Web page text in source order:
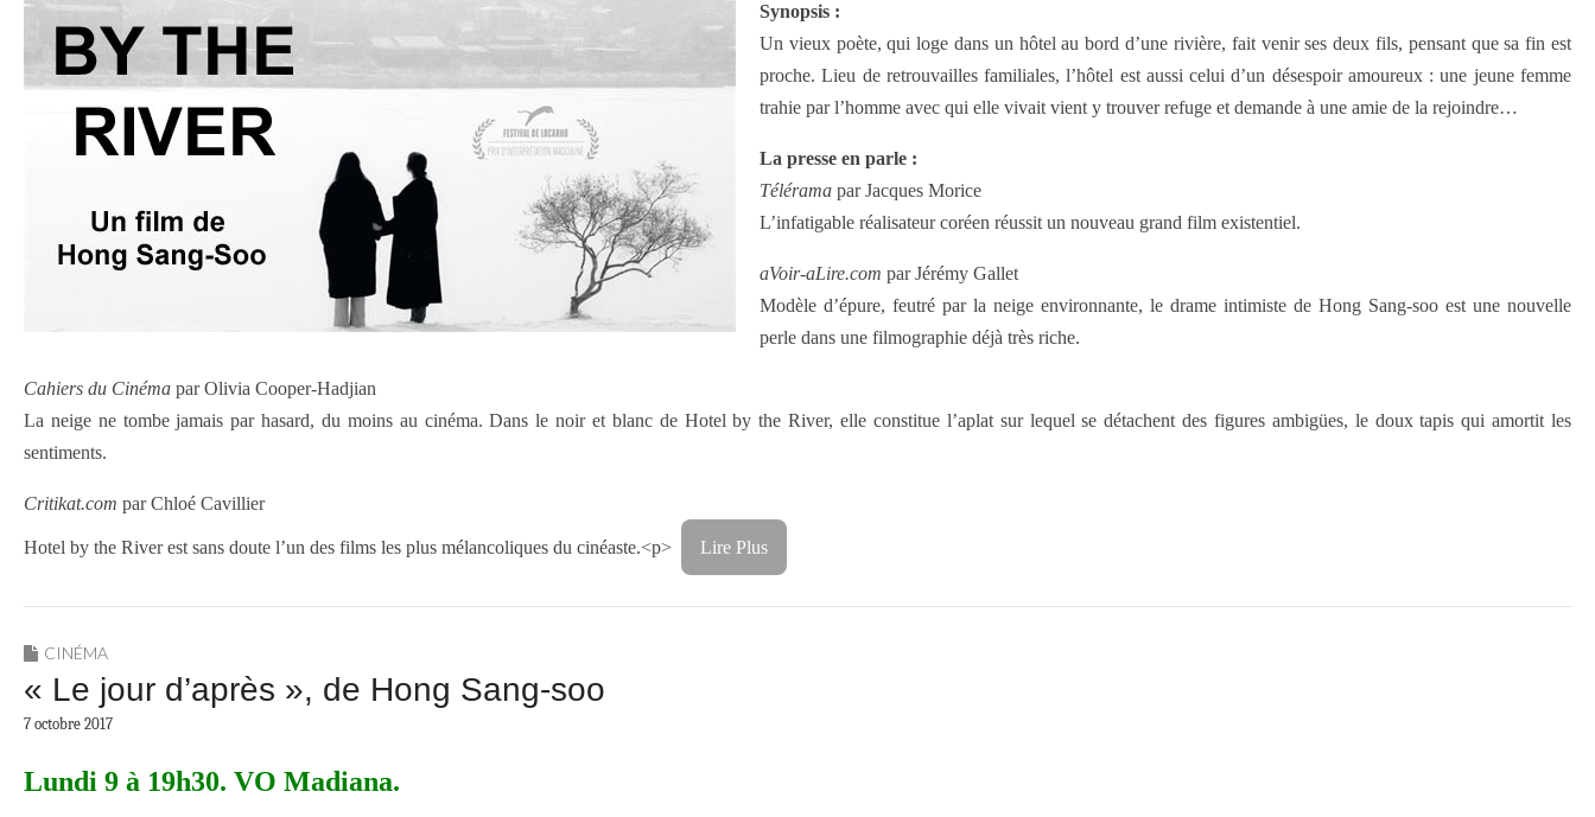
Synopsis :
Un vieux poète, qui loge dans un hôtel au bord d’une rivière, fait venir ses deux fils, pensant que sa fin est
proche. Lieu de retrouvailles familiales, l’hôtel est aussi celui d’un désespoir amoureux : une jeune femme
trahie par l’homme avec qui elle vivait vient y trouver refuge et demande à une amie de la rejoindre…
La presse en parle :
Télérama par Jacques Morice
L’infatigable réalisateur coréen réussit un nouveau grand film existentiel.
aVoir-aLire.com par Jérémy Gallet
Modèle d’épure, feutré par la neige environnante, le drame intimiste de Hong Sang-soo est une nouvelle
perle dans une filmographie déjà très riche.
Cahiers du Cinéma par Olivia Cooper-Hadjian
La neige ne tombe jamais par hasard, du moins au cinéma. Dans le noir et blanc de Hotel by the River, elle constitue l’aplat sur lequel se détachent des figures ambigües, le doux tapis qui amortit les
sentiments.
Critikat.com par Chloé Cavillier
Hotel by the River est sans doute l’un des films les plus mélancoliques du cinéaste.<p> Lire Plus
CINÉMA
« Le jour d’après », de Hong Sang-soo
7 octobre 2017
Lundi 9 à 19h30. VO Madiana.